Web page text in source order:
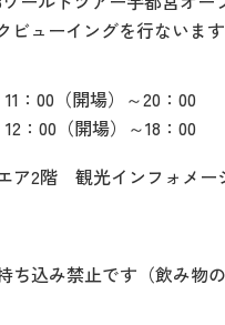
ューイングを行ないま
：00（開場）～20：00
：00（開場）～18：00
ア2階 観光インフォメー
ち込み禁止です（飲み物の